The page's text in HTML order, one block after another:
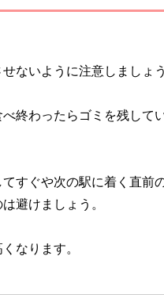
ないように注意しましょう
終わったらゴミを残して
すぐや次の駅に着く直前
避けましょう。
なります。